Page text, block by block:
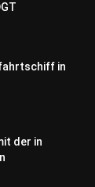
in
der in